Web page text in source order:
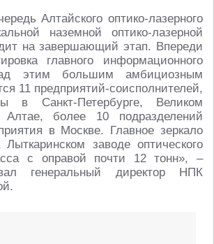
Алтайского оптико-лазерного
наземной оптико-лазерной
на завершающий этап. Впереди
главного информационного
этим большим амбициозным
11 предприятий-соисполнителей,
в Санкт-Петербурге, Великом
Алтае, более 10 подразделений
в Москве. Главное зеркало
Лыткаринском заводе оптического
с оправой почти 12 тонн», –
генеральный директор НПК